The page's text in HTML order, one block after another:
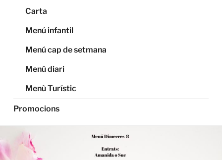
Carta
Menú infantil
Menú cap de setmana
Menú diari
Menù Turístic
Promocions